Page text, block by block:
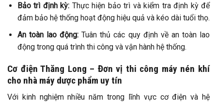
Bảo trì định kỳ: Thực hiện bảo trì và kiểm tra định kỳ để
đảm bảo hệ thống hoạt động hiệu quả và kéo dài tuổi thọ.​
An toàn lao động: Tuân thủ các quy định về an toàn lao
động trong quá trình thi công và vận hành hệ thống.​
Cơ điện Thăng Long – Đơn vị thi công máy nén khí
cho nhà máy dược phẩm uy tín
Với kinh nghiệm nhiều năm trong lĩnh vực cơ điện và hệ